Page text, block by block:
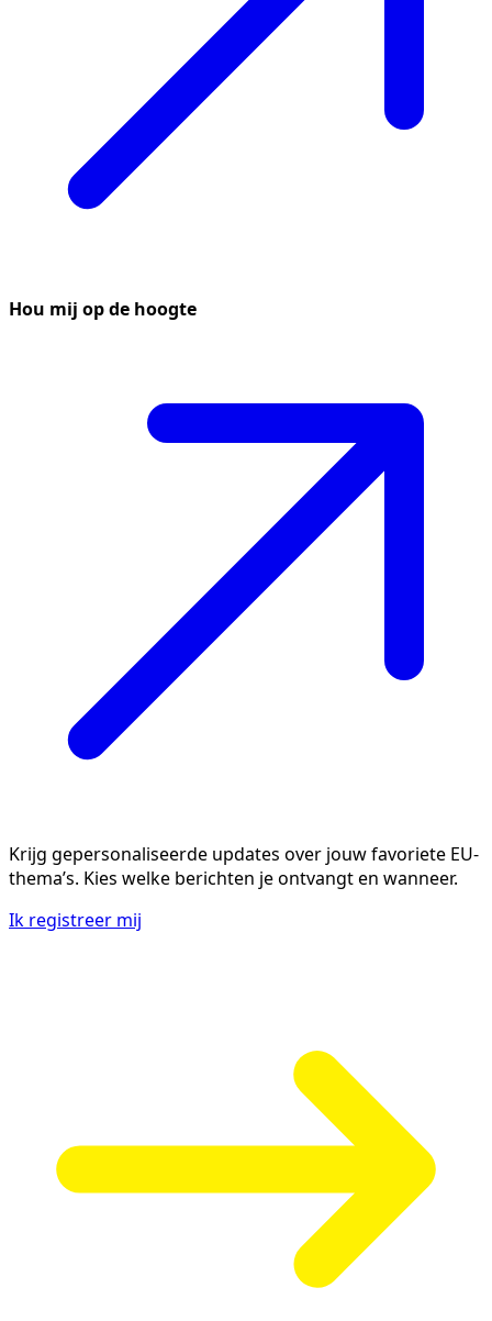
Hou mij op de hoogte
Krijg gepersonaliseerde updates over jouw favoriete EU-
thema’s. Kies welke berichten je ontvangt en wanneer.
Ik registreer mij